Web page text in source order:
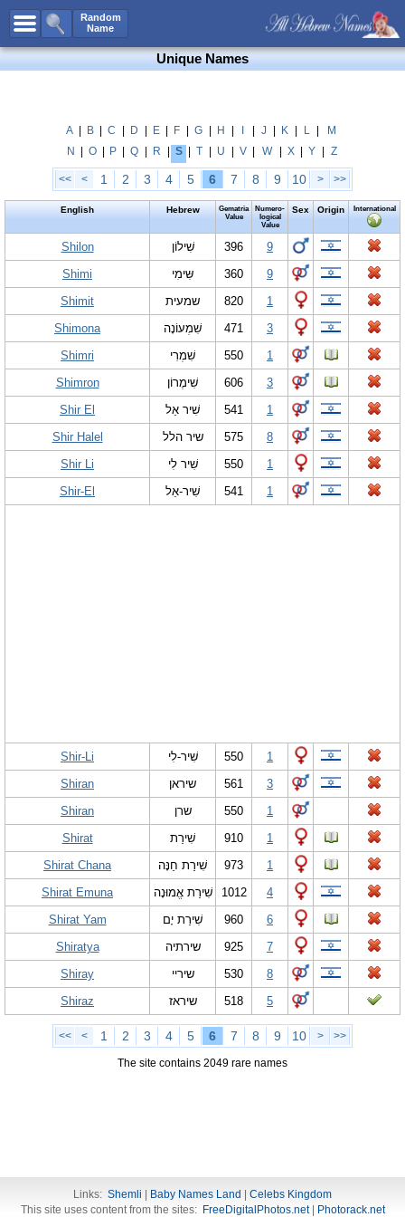
Random
Name
All Names
Boy Names
Unisex Names
Popular Names
Unique Names
Celebs B. DaysNew!
Numerology
Add Name
Contact Us
Unique Names
A B C D E F G H J K L
M
N
O P Q R S T U V W X Y Z
<< < 1 2 3 4 5 6 7 8 9 10 > >>
English Hebrew
Gematria
Value
Numero-
logical
Value
Sex Origin International
Shilon שִׁילוֹן 396
9
Shimi
שִּימִי 360
9
Shimit
שמעית 820
1
Shimona
שִׁמְעוֹנָה 471
3
Shimri
שִׁמְרִי 550
1
Shimron
שִׁימֶ‏רוֹן 606
3
Shir El
שִׁיר אֵל 541
1
Shir Halel
שיר הלל 575
8
Shir Li
שִׁיר לִי 550
1
Shir-El
שִׁיר-אֵל 541 1
Shir-Li שִׁיר-לִי 550
1
Shiran
שיראן 561
3
Shiran
שרן 550
1
Shirat
שִׁירַת 910
1
Shirat Chana
שִׁירַת חַנָּה 973
1
Shirat Emuna
שִׁירַת אֱמוּנָה 1012
4
Shirat Yam
שִׁירַת יָם 960
6
Shiratya
שירתיה 925
7
Shiray
שיריי 530
8
Shiraz
שיראז 518 5
<< < 1 2 3 4 5 6 7 8 9 10 > >>
The site contains 2049 rare names
Links: Shemli Baby Names Land
Celebs Kingdom
This site uses content from the sites: FreeDigitalPhotos.net| Photorack.net